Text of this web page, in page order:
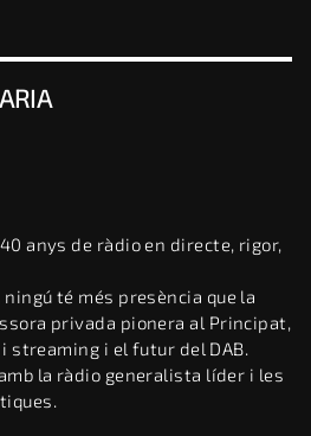
40 anys de ràdio en directe, rigor,
té més presència que la
privada pionera al Principat,
streaming i el futur del DAB.
la ràdio generalista líder i les